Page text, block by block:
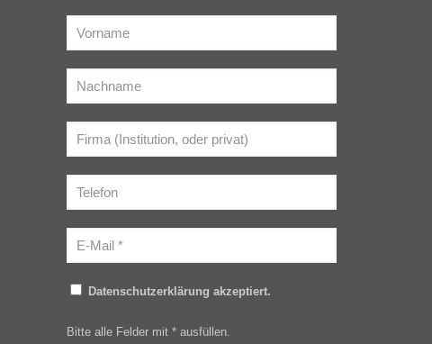
Datenschutzerklärung akzeptiert.
Bitte alle Felder mit * ausfüllen.